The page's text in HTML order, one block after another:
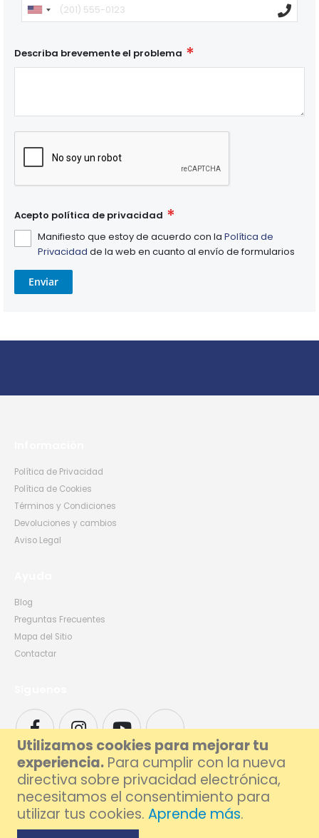
Utilizamos cookies para mejorar tu
experiencia. Para cumplir con la nueva
directiva sobre privacidad electrónica,
necesitamos el consentimiento para
utilizar tus cookies. Aprende más.
Describa brevemente el problema
Acepto política de privacidad
Manifiesto que estoy de acuerdo con la Política de
Privacidad de la web en cuanto al envío de formularios
Enviar
Política de Privacidad
Política de Cookies
Términos y Condiciones
Devoluciones y cambios
Aviso Legal
Blog
Preguntas Frecuentes
Mapa del Sitio
Contactar
© 2026 Foxlive - Especialistas en Reparación de Móviles y Ordenadores en